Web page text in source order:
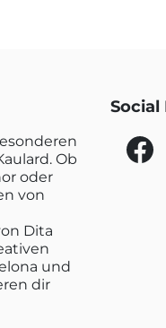
Ob
oder
von
Dita
und
dir
Social